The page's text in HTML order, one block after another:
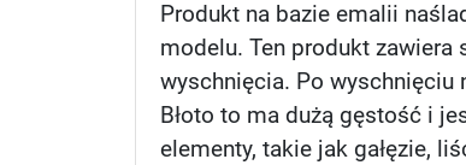
Produkt na bazie emalii
modelu. Ten produkt zawiera
wyschnięcia. Po wyschnięciu
Błoto to ma dużą gęstość i
elementy, takie jak gałęzie,